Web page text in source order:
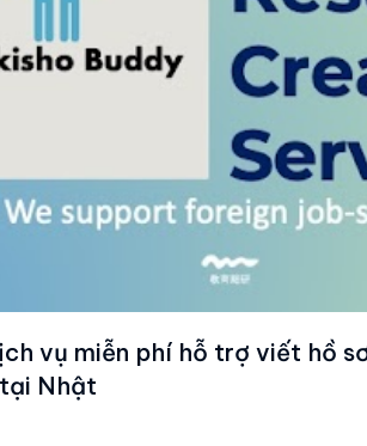
vụ miễn phí hỗ trợ viết hồ
Nhật